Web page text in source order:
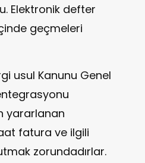
Elektronik defter
geçmeleri
usul Kanunu Genel
yararlanan
fatura ve ilgili
zorundadırlar.